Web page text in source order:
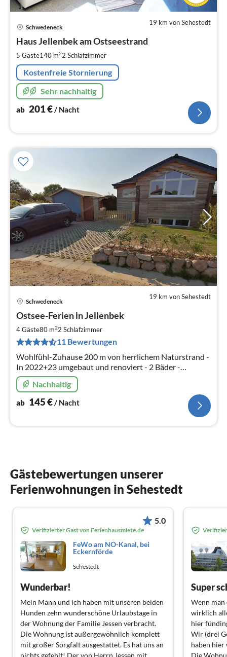
19 km von Sehestedt
Schwedeneck
Haus Jellenbek am Ostseestrand
5 Gäste140 m22 Schlafzimmer
Kostenfreie Stornierung
Sehr nachhaltig
ab 201€ / Nacht
19 km von Sehestedt
Schwedeneck
Ostsee-Ferien in Jellenbek
4 Gäste80 m22 Schlafzimmer
11 Bewertungen
Wohlfühl-Zuhause 200 m von herrlichem Naturstrand -
In 2022+23 umgebaut und renoviert - 2 Bäder -
Freistehendes Haus mit umfriedetem Garten - 2
Parkplätze am Haus
Nachhaltig
ab 145€/ Nacht
Gästebewertungen unserer
Ferienwohnungen in Sehestedt
5.0
Verifizierter Gast von Ferienhausmiete.de
FeWo am NO-Kanal, bei
Eckernförde
Sehestedt
Wunderbar!
Mein Mann und ich haben mit unseren beiden
Hunden zehn wunderschöne Urlaubstage in
der Wohnung der Familie Jessen verbracht.
Die Wohnung ist außergewöhnlich komplett
mit großer Sorgfalt ausgestattet. Es hat uns an
nichts gefehlt! Der von Herrn Jessen mit
Wenn
wirklich
hier
Wir (drei
haben hier
Die